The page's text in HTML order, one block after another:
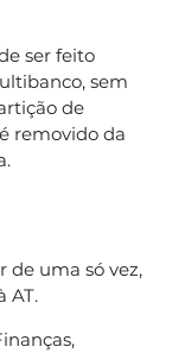
ser feito
sem
de
removido da
de uma só vez,
AT.